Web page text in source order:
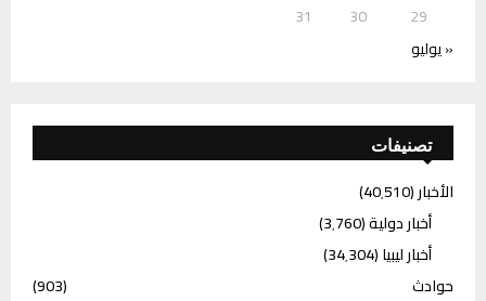
29
30
31
« يوليو
تصنيفات
الأخبار(40٬510)
أخبار دولية(3٬760)
أخبار ليبيا(34٬304)
حوادث
(903)